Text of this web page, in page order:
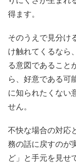
得ます。
そのうえで見分け
け触れてくるなら
る意図であること
ら、好意である可
に知られたくない
せん。
不快な場合の対応
務の話に戻すのが
ど」と手元を見せ